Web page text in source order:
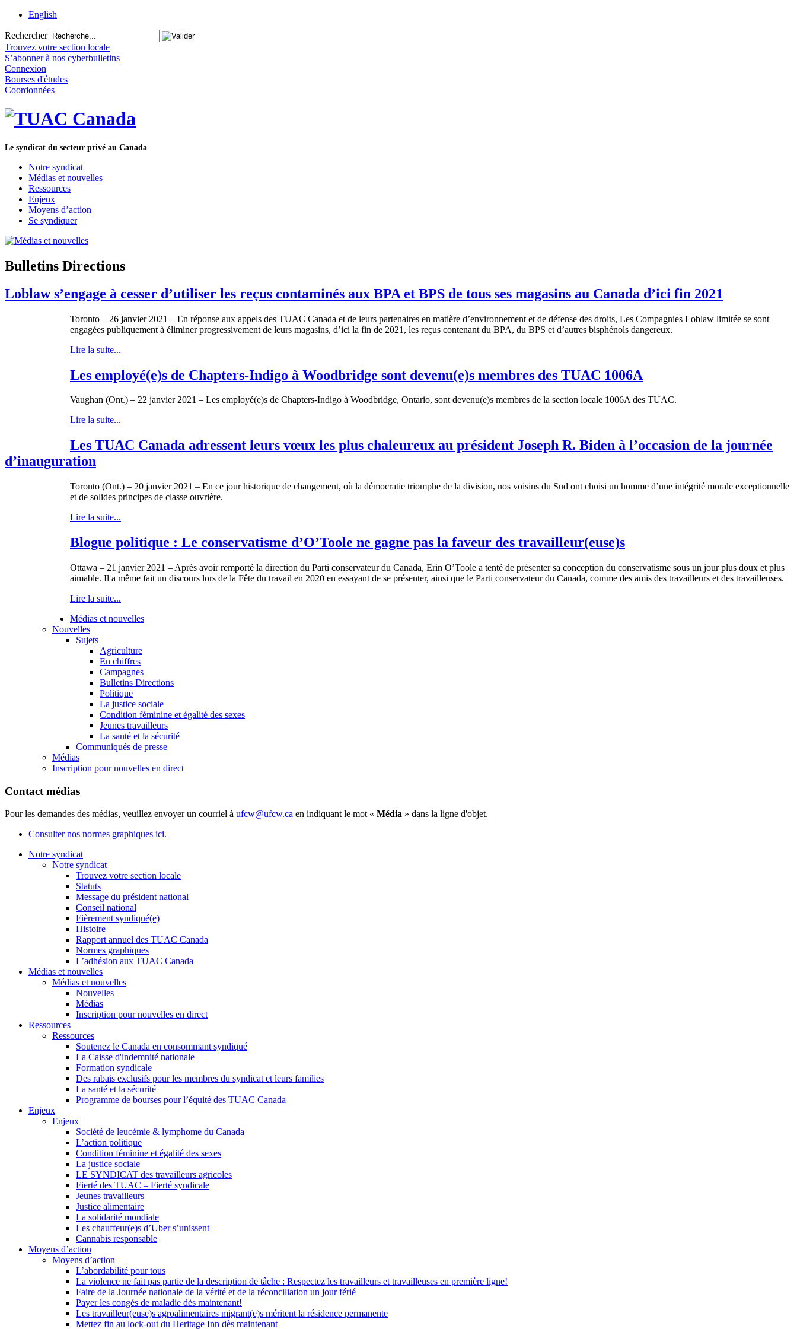
English
Rechercher
Trouvez votre section locale
S’abonner à nos cyberbulletins
Connexion
Bourses d'études
Coordonnées
Le syndicat du secteur privé au Canada
Notre syndicat
Médias et nouvelles
Ressources
Enjeux
Moyens d’action
Se syndiquer
Bulletins Directions
Loblaw s’engage à cesser d’utiliser les reçus contaminés aux BPA et BPS de tous ses magasins au Canada d’ici fin 2021
Toronto – 26 janvier 2021 – En réponse aux appels des TUAC Canada et de leurs partenaires en matière d’environnement et de défense des droits, Les Compagnies Loblaw limitée se sont
engagées publiquement à éliminer progressivement de leurs magasins, d’ici la fin de 2021, les reçus contenant du BPA, du BPS et d’autres bisphénols dangereux.
Lire la suite...
Les employé(e)s de Chapters-Indigo à Woodbridge sont devenu(e)s membres des TUAC 1006A
Vaughan (Ont.) – 22 janvier 2021 – Les employé(e)s de Chapters-Indigo à Woodbridge, Ontario, sont devenu(e)s membres de la section locale 1006A des TUAC.
Lire la suite...
Les TUAC Canada adressent leurs vœux les plus chaleureux au président Joseph R. Biden à l’occasion de la journée
d’inauguration
Toronto (Ont.) – 20 janvier 2021 – En ce jour historique de changement, où la démocratie triomphe de la division, nos voisins du Sud ont choisi un homme d’une intégrité morale exceptionnelle
et de solides principes de classe ouvrière.
Lire la suite...
Blogue politique : Le conservatisme d’O’Toole ne gagne pas la faveur des travailleur(euse)s
Ottawa – 21 janvier 2021 – Après avoir remporté la direction du Parti conservateur du Canada, Erin O’Toole a tenté de présenter sa conception du conservatisme sous un jour plus doux et plus
aimable. Il a même fait un discours lors de la Fête du travail en 2020 en essayant de se présenter, ainsi que le Parti conservateur du Canada, comme des amis des travailleurs et des travailleuses.
Lire la suite...
Médias et nouvelles
Nouvelles
Sujets
Agriculture
En chiffres
Campagnes
Bulletins Directions
Politique
La justice sociale
Condition féminine et égalité des sexes
Jeunes travailleurs
La santé et la sécurité
Communiqués de presse
Médias
Inscription pour nouvelles en direct
Contact médias
Pour les demandes des médias, veuillez envoyer un courriel à ufcw@ufcw.ca en indiquant le mot « Média » dans la ligne d'objet.
Consulter nos normes graphiques ici.
Notre syndicat
Notre syndicat
Trouvez votre section locale
Statuts
Message du président national
Conseil national
Fièrement syndiqué(e)
Histoire
Rapport annuel des TUAC Canada
Normes graphiques
L’adhésion aux TUAC Canada
Médias et nouvelles
Médias et nouvelles
Nouvelles
Médias
Inscription pour nouvelles en direct
Ressources
Ressources
Soutenez le Canada en consommant syndiqué
La Caisse d'indemnité nationale
Formation syndicale
Des rabais exclusifs pour les membres du syndicat et leurs families
La santé et la sécurité
Programme de bourses pour l’équité des TUAC Canada
Enjeux
Enjeux
Société de leucémie & lymphome du Canada
L’action politique
Condition féminine et égalité des sexes
La justice sociale
LE SYNDICAT des travailleurs agricoles
Fierté des TUAC – Fierté syndicale
Jeunes travailleurs
Justice alimentaire
La solidarité mondiale
Les chauffeur(e)s d’Uber s’unissent
Cannabis responsable
Moyens d’action
Moyens d’action
L’abordabilité pour tous
La violence ne fait pas partie de la description de tâche : Respectez les travailleurs et travailleuses en première ligne!
Faire de la Journée nationale de la vérité et de la réconciliation un jour férié
Payer les congés de maladie dès maintenant!
Les travailleur(euse)s agroalimentaires migrant(e)s méritent la résidence permanente
Mettez fin au lock-out du Heritage Inn dès maintenant